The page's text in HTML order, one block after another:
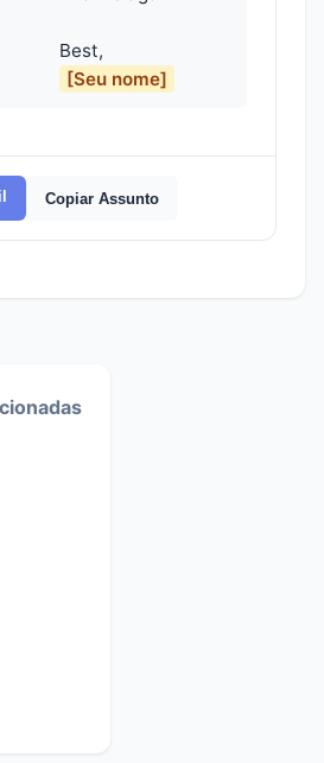
[Seu nome]
Copiar Assunto